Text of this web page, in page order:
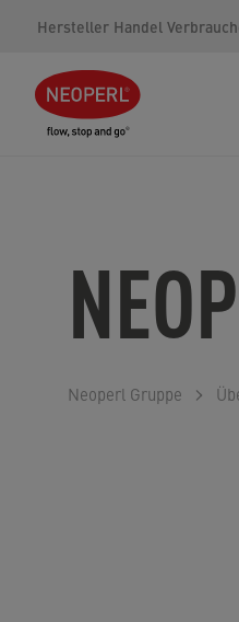
Hersteller Handel
Neoperl Gruppe